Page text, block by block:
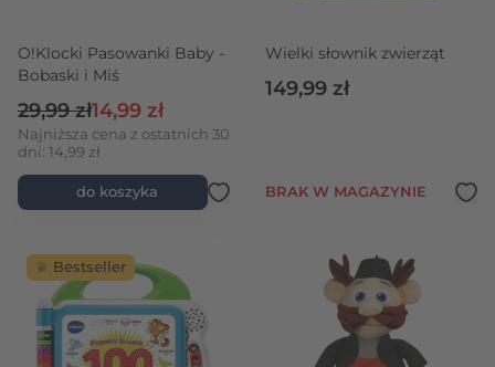
O!Klocki Pasowanki Baby -
Bobaski i Miś
Cena promocyjna
14,99 zł
Cena regularna
29,99 zł
Najniższa cena z ostatnich 30
dni: 14,99 zł
do koszyka
Wielki słownik zwierząt
149,99 zł
BRAK W MAGAZYNIE
♕ Bestseller